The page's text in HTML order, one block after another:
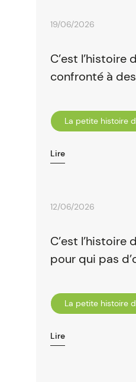
19/06/2026
C’est l’histoire
confronté à
La petite histoire
Lire
12/06/2026
C’est l’histoire
pour qui pas
La petite histoire
Lire